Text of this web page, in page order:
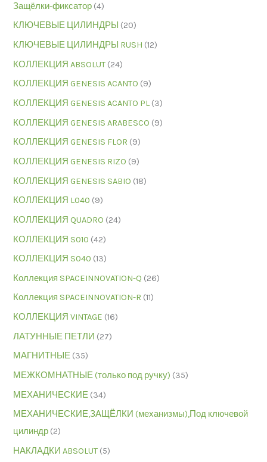
Защёлки-фиксатор (4)
КЛЮЧЕВЫЕ ЦИЛИНДРЫ (20)
КЛЮЧЕВЫЕ ЦИЛИНДРЫ RUSH (12)
КОЛЛЕКЦИЯ ABSOLUT (24)
КОЛЛЕКЦИЯ GENESIS ACANTO (9)
КОЛЛЕКЦИЯ GENESIS ACANTO PL (3)
КОЛЛЕКЦИЯ GENESIS ARABESCO (9)
КОЛЛЕКЦИЯ GENESIS FLOR (9)
КОЛЛЕКЦИЯ GENESIS RIZO (9)
КОЛЛЕКЦИЯ GENESIS SABIO (18)
КОЛЛЕКЦИЯ L040 (9)
КОЛЛЕКЦИЯ QUADRO (24)
КОЛЛЕКЦИЯ S010 (42)
КОЛЛЕКЦИЯ S040 (13)
Коллекция SPACEINNOVATION-Q (26)
Коллекция SPACEINNOVATION-R (11)
КОЛЛЕКЦИЯ VINTAGE (16)
ЛАТУННЫЕ ПЕТЛИ (27)
МАГНИТНЫЕ (35)
МЕЖКОМНАТНЫЕ (только под ручку) (35)
МЕХАНИЧЕСКИЕ (34)
МЕХАНИЧЕСКИЕ,ЗАЩЁЛКИ (механизмы),Под ключевой
цилиндр (2)
НАКЛАДКИ ABSOLUT (5)